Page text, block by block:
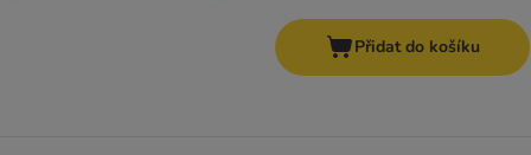
Přidat do košíku